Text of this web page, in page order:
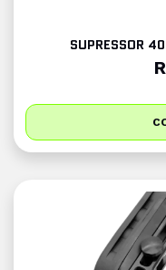
SUPRESSOR